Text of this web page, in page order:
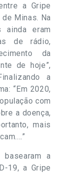
a Gripe
de Minas. Na
ainda eram
de rádio,
da
de hoje”,
a
“Em 2020,
com
a doença,
mais
a
19, a Gripe